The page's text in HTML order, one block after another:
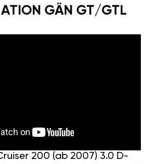
GÄN GT/GTL
200 (ab 2007) 3.0 D-